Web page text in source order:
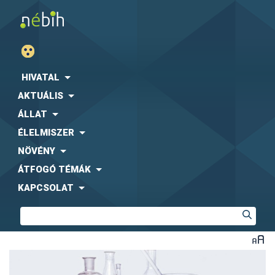
HIVATAL
AKTUÁLIS
ÁLLAT
ÉLELMISZER
NÖVÉNY
ÁTFOGÓ TÉMÁK
KAPCSOLAT